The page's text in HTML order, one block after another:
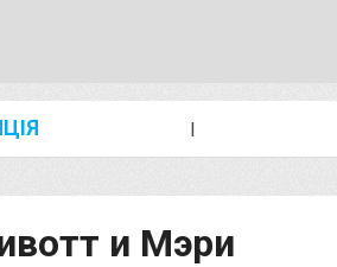
I
и Мэри